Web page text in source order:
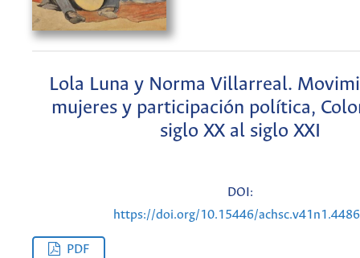
Lola Luna y Norma Villarreal.
mujeres y participación política,
siglo XX al siglo XXI
DOI:
https://doi.org/10.15446/
PDF